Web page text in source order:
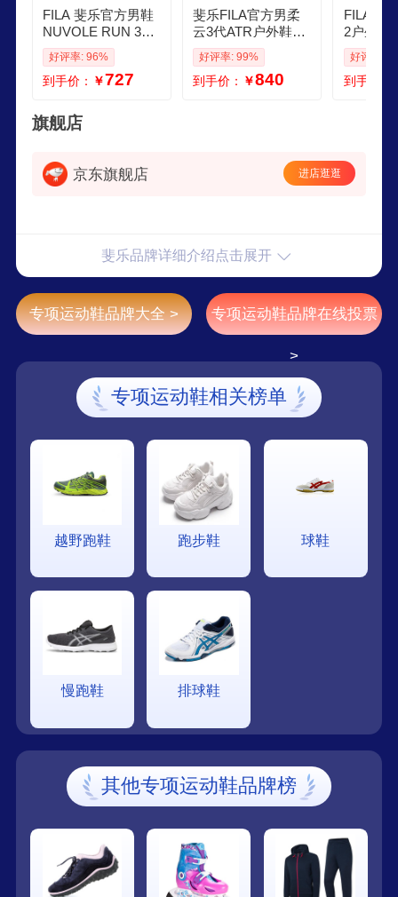
表，奢华的典范。
FILA 斐乐官方男鞋
NUVOLE RUN 3跑
步鞋2026春季新款
柔云3运动鞋 黑BK
41
好评率: 96%
到手价： ￥727
斐乐FILA官方男柔
云3代ATR户外鞋跑
步运动鞋健身徒步
鞋 沥青灰AP 45
好评率: 99%
到手价： ￥840
FILA 斐
2户外跑
冬季越
运动鞋
好评率:
到手价：
旗舰店
京东旗舰店 进店逛逛
斐乐品牌详细介绍点击展开
专项运动鞋品牌大全 > 专项运动鞋品牌在线投票
>
专项运动鞋相关榜单
越野跑鞋 跑步鞋 球鞋
慢跑鞋 排球鞋
其他专项运动鞋品牌榜